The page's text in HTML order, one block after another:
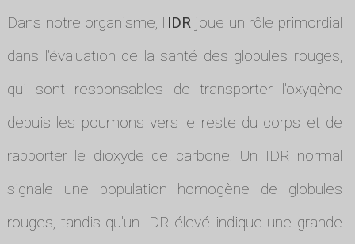
Dans notre organisme, l'IDRjoue un rôle primordial
dans l'évaluation de la santé des globules rouges,
qui sont responsables de transporter l'oxygène
depuis les poumons vers le reste du corps et de
rapporter le dioxyde de carbone. Un IDR normal
signale une population homogène de globules
rouges, tandis qu'un IDR élevé indique une grande